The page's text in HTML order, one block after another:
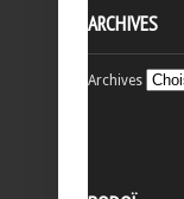
ARCHIVES
Archives